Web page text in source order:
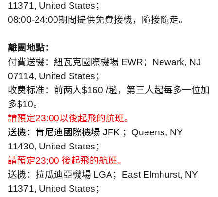
11371, United States；
08:00-24:00期間提供免費接機，隨接隨走。
離團地點：
付費送機：紐瓦克國際機場 EWR； Newark, NJ
07114, United States；
收费标准：前两人$160 /趟，第三人起每多一位加
多$10。
請預定23:00以後起飛的航班。
送機：肯尼迪國際機場 JFK ； Queens, NY
11430, United States；
請預定23:00 後起飛的航班。
送機：拉瓜迪亞機場 LGA； East Elmhurst, NY
11371, United States；